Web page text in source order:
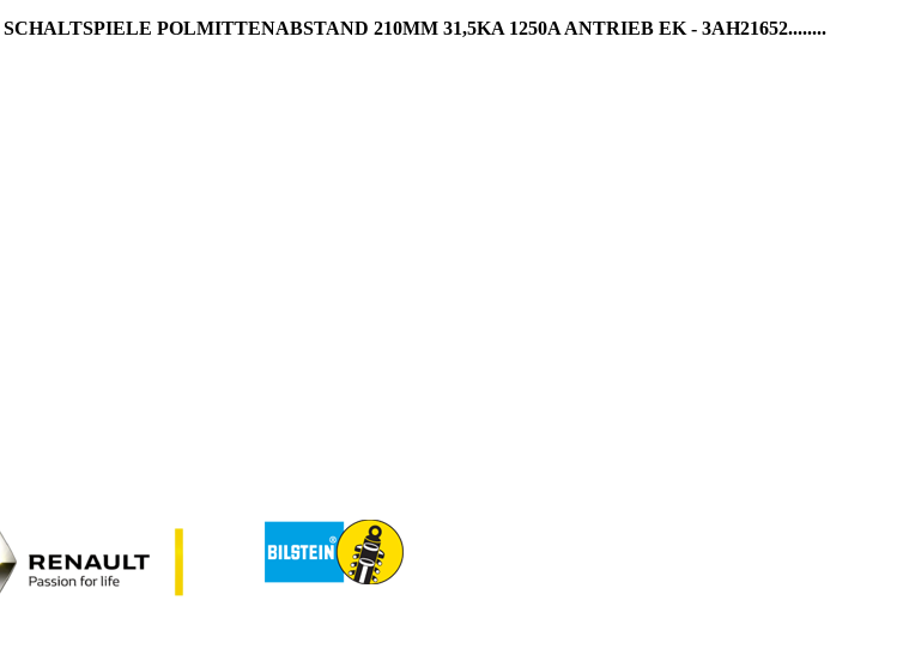
POLMITTENABSTAND 210MM 31,5KA 1250A ANTRIEB EK - 3AH21652........